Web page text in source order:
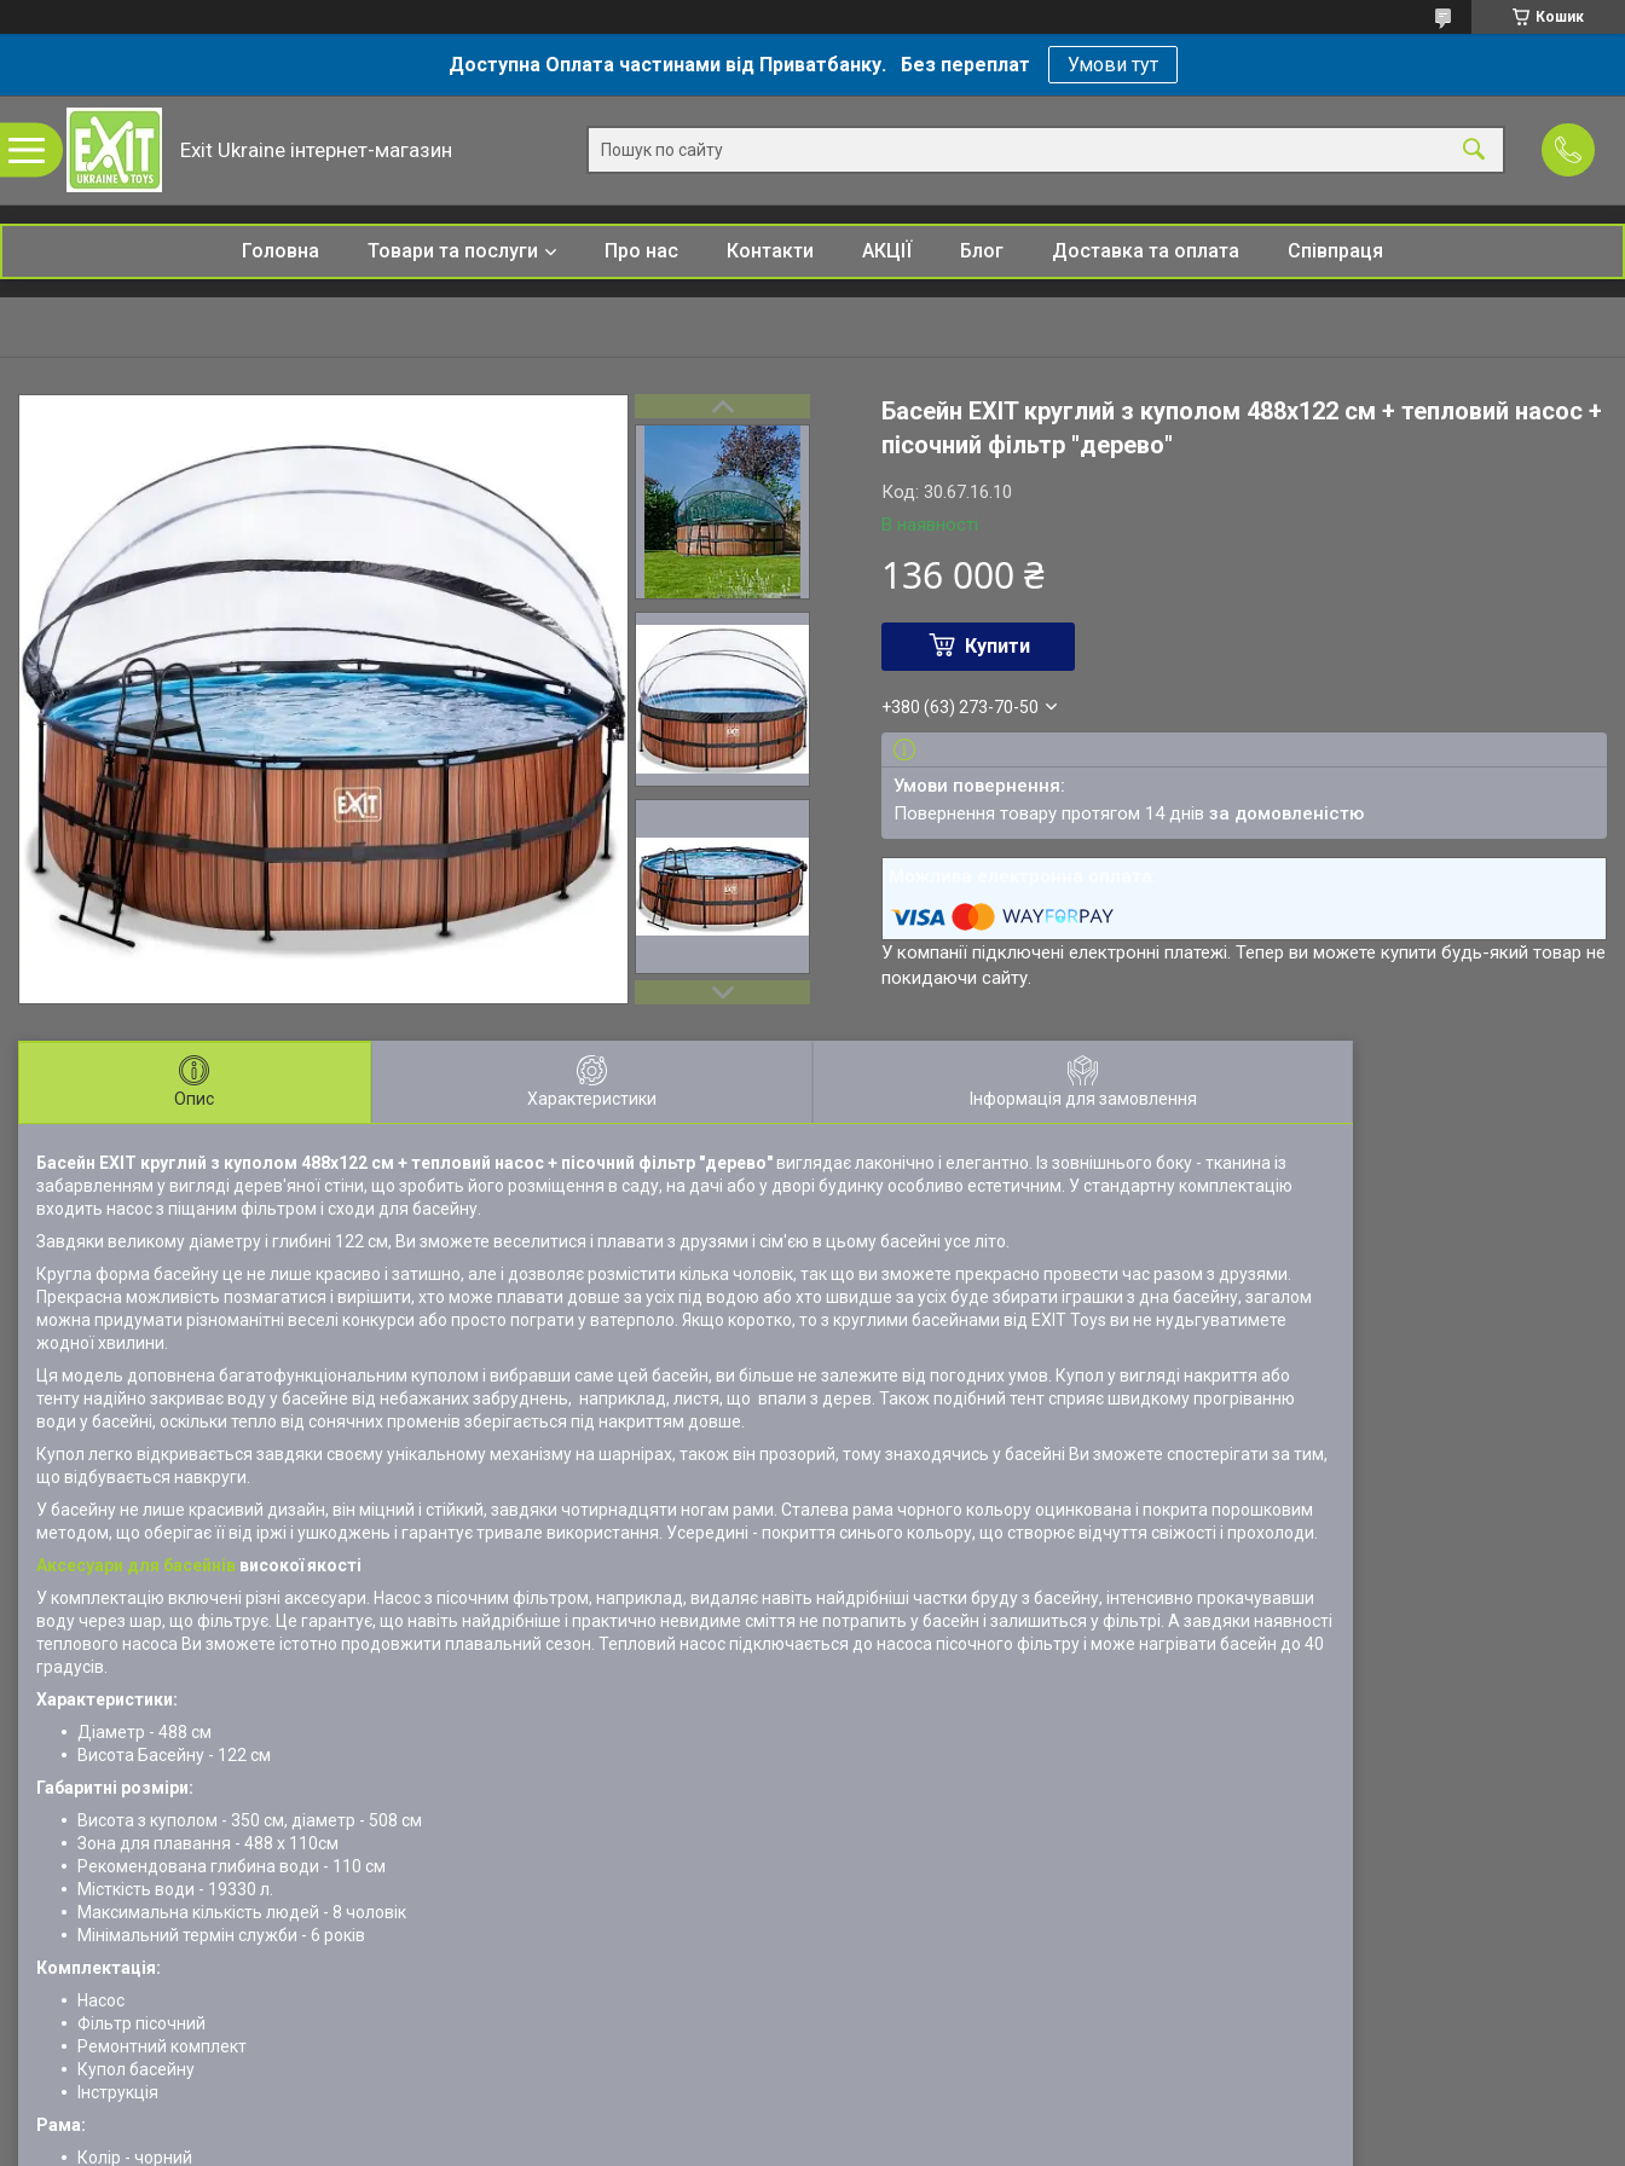
Кошик
Доступна Оплата частинами від Приватбанку. Без переплат Умови тут
Exit Ukraine інтернет-магазин
Головна Товари та послуги Про нас Контакти АКЦІЇ Блог Доставка та оплата Співпраця
Басейн EXIT круглий з куполом 488х122 см + тепловий насос +
пісочний фільтр "дерево"
В наявності
Код: 30.67.16.10
136 000 ₴
Купити
+380 (63) 273-70-50
повернення товару протягом 14 днівза домовленістю
У компанії підключені електронні платежі. Тепер ви можете купити будь-який товар не
покидаючи сайту.
Опис Характеристики Інформація для замовлення
Басейн EXIT круглий з куполом 488х122 см + тепловий насос + пісочний фільтр "дерево" виглядає лаконічно і елегантно. Із зовнішнього боку - тканина із
забарвленням у вигляді дерев'яної стіни, що зробить його розміщення в саду, на дачі або у дворі будинку особливо естетичним. У стандартну комплектацію
входить насос з піщаним фільтром і сходи для басейну.
Завдяки великому діаметру і глибині 122 см, Ви зможете веселитися і плавати з друзями і сім'єю в цьому басейні усе літо.
Кругла форма басейну це не лише красиво і затишно, але і дозволяє розмістити кілька чоловік, так що ви зможете прекрасно провести час разом з друзями.
Прекрасна можливість позмагатися і вирішити, хто може плавати довше за усіх під водою або хто швидше за усіх буде збирати іграшки з дна басейну, загалом
можна придумати різноманітні веселі конкурси або просто пограти у ватерполо. Якщо коротко, то з круглими басейнами від EXIT Toys ви не нудьгуватимете
жодної хвилини.
Ця модель доповнена багатофункціональним куполом і вибравши саме цей басейн, ви більше не залежите від погодних умов. Купол у вигляді накриття або
тенту надійно закриває воду у басейне від небажаних забруднень, наприклад, листя, що впали з дерев. Також подібний тент сприяє швидкому прогріванню
води у басейні, оскільки тепло від сонячних променів зберігається під накриттям довше.
Купол легко відкривається завдяки своєму унікальному механізму на шарнірах, також він прозорий, тому знаходячись у басейні Ви зможете спостерігати за тим,
що відбувається навкруги.
У басейну не лише красивий дизайн, він міцний і стійкий, завдяки чотирнадцяти ногам рами. Сталева рама чорного кольору оцинкована і покрита порошковим
методом, що оберігає її від іржі і ушкоджень і гарантує тривале використання. Усередині - покриття синього кольору, що створює відчуття свіжості і прохолоди.
Аксесуари для басейнів високої якості
У комплектацію включені різні аксесуари. Насос з пісочним фільтром, наприклад, видаляє навіть найдрібніші частки бруду з басейну, інтенсивно прокачувавши
воду через шар, що фільтрує. Це гарантує, що навіть найдрібніше і практично невидиме сміття не потрапить у басейн і залишиться у фільтрі. А завдяки наявності
теплового насоса Ви зможете істотно продовжити плавальний сезон. Тепловий насос підключається до насоса пісочного фільтру і може нагрівати басейн до 40
градусів.
Характеристики:
Діаметр - 488 см
Висота Басейну - 122 см
Габаритні розміри:
Висота з куполом - 350 см, діаметр - 508 см
Зона для плавання - 488 х 110см
Рекомендована глибина води - 110 см
Місткість води - 19330 л.
Максимальна кількість людей - 8 чоловік
Мінімальний термін служби - 6 років
Комплектація:
Насос
Фільтр пісочний
Ремонтний комплект
Купол басейну
Інструкція
Рама:
Колір - чорний